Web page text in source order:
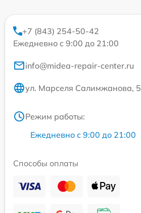
+7 (843) 254-50-42
Ежедневно с 9:00 до 21:00
info@midea-repair-center.ru
ул. Марселя Салимжанова, 5
Режим работы:
Ежедневно с 9:00 до 21:00
Способы оплаты